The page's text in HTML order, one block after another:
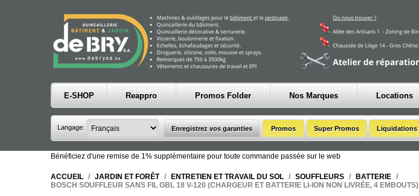
E-SHOP Reappro Promos Folder Nos Marques Locations
Langage:
Bénéficiez d'une remise de 1% supplémentaire pour toute commande passée sur le web
ACCUEIL / JARDIN ET FORÊT / ENTRETIEN ET TRAVAIL DU SOL / SOUFFLEURS / BATTERIE /
BOSCH SOUFFLEUR SANS FIL GBL 18 V-120 (CHARGEUR ET BATTERIE LI-ION NON LIVRÉE, 4 EMBOUTS)